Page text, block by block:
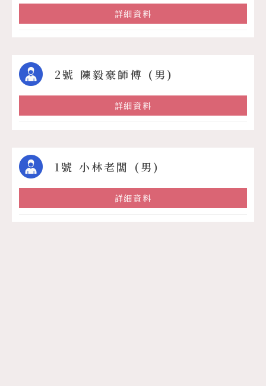
詳細資料
2號 陳毅豪師傅 (男)
詳細資料
1號 小林老闆 (男)
詳細資料